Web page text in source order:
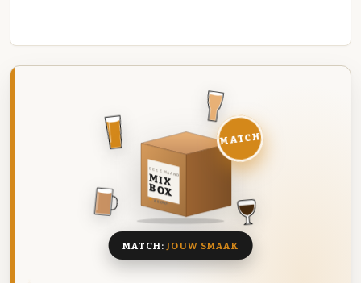
DEZE MAAND
MIX
BOX
8 BIEREN
MATCH
MATCH:JOUW SMAAK